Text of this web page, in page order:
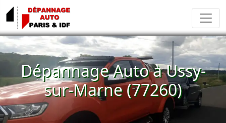
Dépannage Auto à Ussy-
sur-Marne (77260)